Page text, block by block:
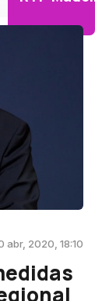
abr, 2020, 18:10